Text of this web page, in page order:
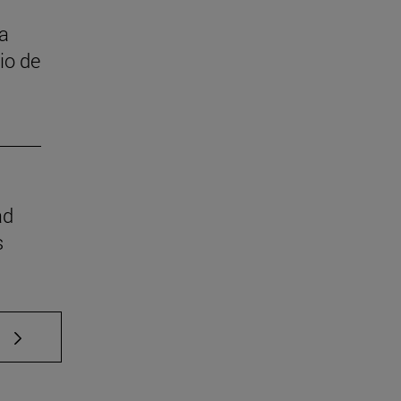
de
TAB para desplazarse.